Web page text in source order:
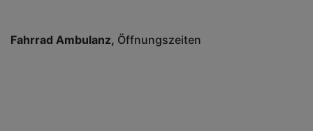
Fahrrad Ambulanz Öffnungszeiten